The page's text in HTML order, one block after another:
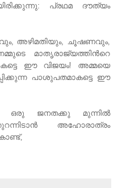
പ്രഥമ ദൗത്യം
അഴിമതിയും, ചൂഷണവും,
മാതൃരാജ്യത്തിന്‍റെ
ഈ വിജയം! അമ്മയെ
പാശുപതമാകട്ടെ ഈ
ഒരു ജനതക്കു മുന്നില്‍
അഹോരാത്രം